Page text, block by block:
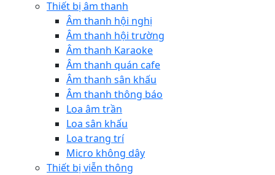
Thiết bị âm thanh
Âm thanh hội nghị
Âm thanh hội trường
Âm thanh Karaoke
Âm thanh quán cafe
Âm thanh sân khấu
Âm thanh thông báo
Loa âm trần
Loa sân khấu
Loa trang trí
Micro không dây
Thiết bị viễn thông